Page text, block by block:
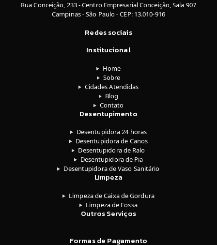
Rua Conceição, 233 - Centro Empresarial Conceição, Sala 907
Campinas - São Paulo - CEP: 13.010-916
Redes sociais
Institucional
Home
Sobre
Cidades Atendidas
Blog
Contato
Desentupimento
Desentupidora 24 horas
Desentupidora de Canos
Desentupidora de Ralo
Desentupidora de Pia
Desentupidora de Vaso Sanitário
Limpeza
Limpeza de Caixa de Gordura
Limpeza de Fossa
Outros Serviços
Formas de Pagamento